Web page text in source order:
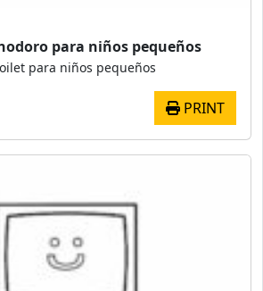
para niños pequeños
para niños pequeños
PRINT